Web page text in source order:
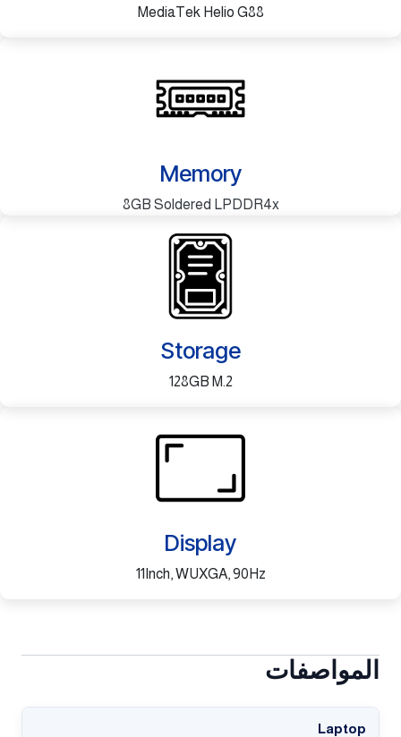
MediaTek Helio G88
Memory
8GB Soldered LPDDR4x
Storage
128GB M.2
Display
11Inch, WUXGA, 90Hz
المواصفات
Laptop